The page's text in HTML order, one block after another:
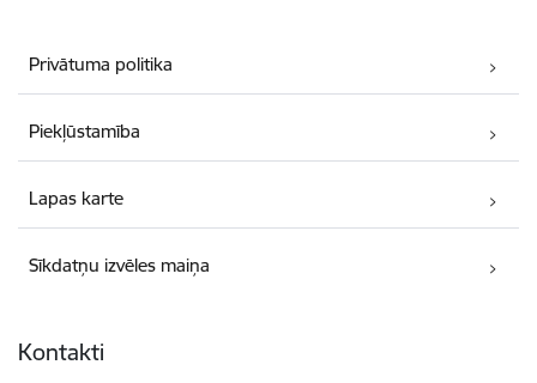
Privātuma politika
Piekļūstamība
Lapas karte
Sīkdatņu izvēles maiņa
Kontakti